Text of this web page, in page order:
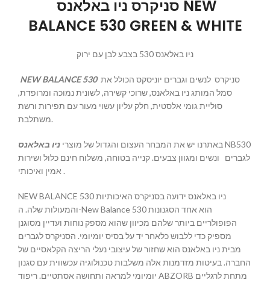
BALANCE 530 GREEN & WHITE
ניו באלאנס 530 בצבע לבן עם ירוק
NEW BALANCE 530סניקרס לנשים וגברים יוניסקס הכולל את
סמל המותג ניו באלאנס, שרוכי קשירה, לשונית נמוכה ומרופדת,
סוליית גומי אלסטית, חלק עליון עשוי מעור עם תפירות ורשת
משתלבת.
באתרנו יש את המבחר העצום והגדול של מוצרי ניו באלאנס
NB530
לגברים ונשים ומגוון צבעים. קנייה בטוחה, משלוח חינם כלול ושירות
אמין ואיכותי .
NEW BALANCE 530 ניו באלאנס ידועה בסניקרס האיכותיות
והמעולות שלה. ה-New Balance 530 הוא אחד הסגנונות
הפופולריים ביותר שלהם מכיוון שהוא מספק נוחות ועדיין מסוגנן
מספיק כדי ללבוש כלאחר יד על בסיס יומיומי. הסניקרס לגברים
מבית ניו באלאנס הוא שחזור של עיצובי נעלי הריצה הקלאסיים של
החברה. בעיטות מזדמנות אלה משלבות טכנולוגיה עכשווית עם סגנון
יומיומי למראה ותחושה אסתטיים. ריפוד ABZORB מתחת לרגליים